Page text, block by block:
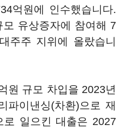
억원에 인수했습니다.
유상증자에 참여해 7
주주 지위에 올랐습니
원 규모 차입을 2023년
파이낸싱(차환)으로 재
로 일으킨 대출은 2027